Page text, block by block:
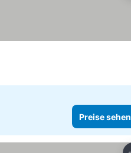
Preise sehen